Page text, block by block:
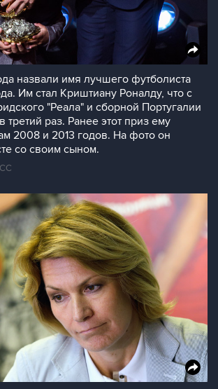
назвали имя лучшего футболиста
Им стал Криштиану Роналду, что с
"Реала" и сборной Португалии
раз. Ранее этот приз ему
2008 и 2013 годов. На фото он
со своим сыном.